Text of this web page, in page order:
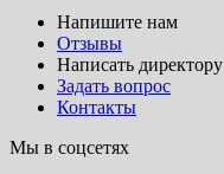
Напишите нам
Отзывы
Написать директору
Задать вопрос
Контакты
Мы в соцсетях